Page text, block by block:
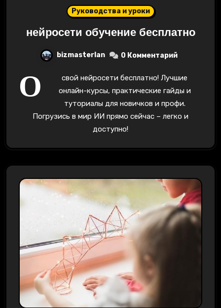
Руководства и уроки
нейросети обучение бесплатно
bizmasterlan 0 Комментарий
О
свой нейросети бесплатно! Лучшие
онлайн-курсы, практические гайды и
туториалы для новичков и профи.
Погрузись в мир ИИ прямо сейчас – легко и
доступно!